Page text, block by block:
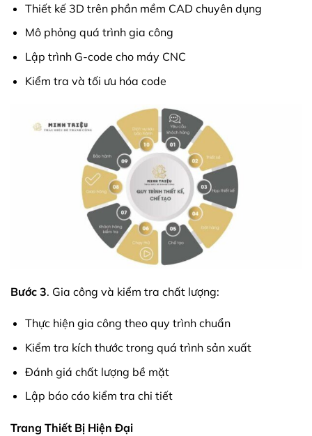
Thiết kế 3D trên phần mềm CAD chuyên dụng
Mô phỏng quá trình gia công
Lập trình G-code cho máy CNC
Kiểm tra và tối ưu hóa code
Bước 3. Gia công và kiểm tra chất lượng:
Thực hiện gia công theo quy trình chuẩn
Kiểm tra kích thước trong quá trình sản xuất
Đánh giá chất lượng bề mặt
Lập báo cáo kiểm tra chi tiết
Trang Thiết Bị Hiện Đại